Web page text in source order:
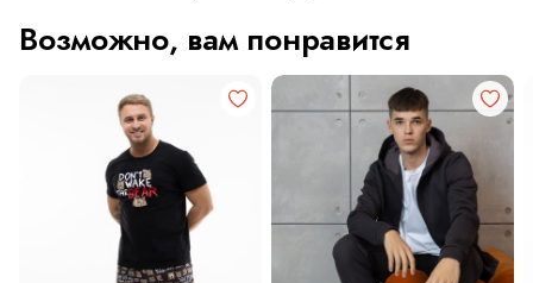
Возможно, вам понравится